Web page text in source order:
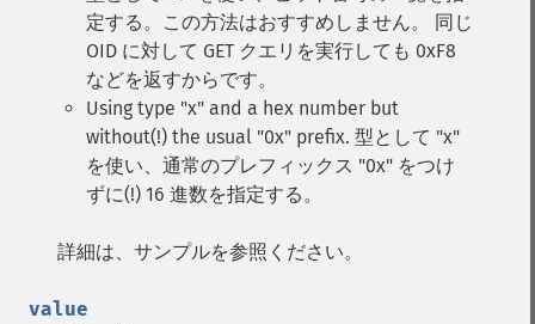
定する。この方法はおすすめしません。 同じ
OID に対して GET クエリを実行しても 0xF8
などを返すからです。
Using type "x" and a hex number but
without(!) the usual "0x" prefix. 型として "x"
を使い、通常のプレフィックス "0x" をつけ
ずに(!) 16 進数を指定する。
詳細は、サンプルを参照ください。
value